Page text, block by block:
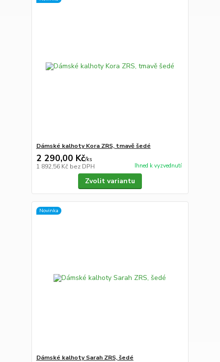
Dámské kalhoty Kora ZRS, tmavě šedé
2 290,00 Kč/ks
1 892,56 Kč bez DPH Ihned k vyzvednutí
Zvolit variantu
Novinka
Dámské kalhoty Sarah ZRS, šedé